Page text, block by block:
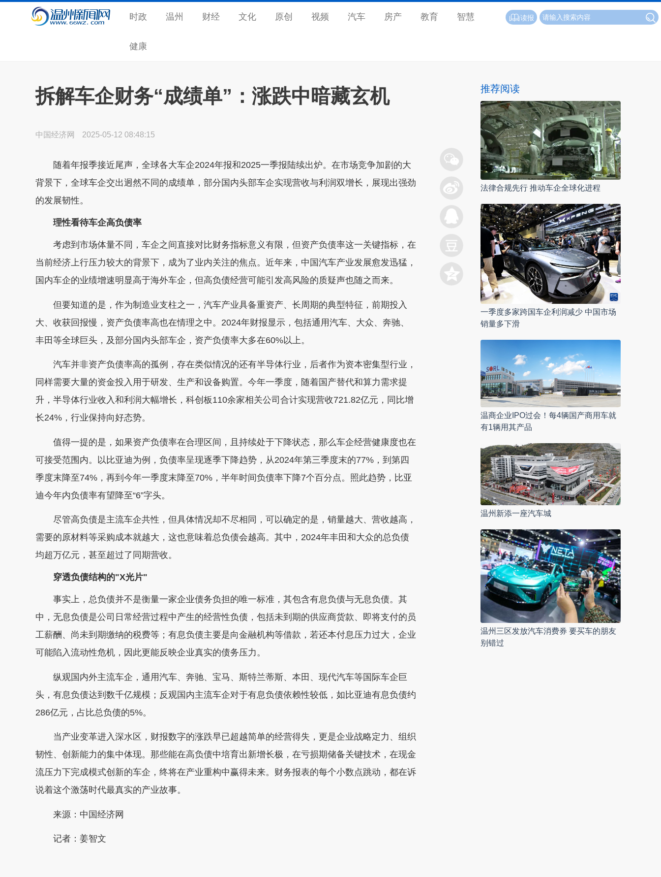
时政 温州 财经 文化 原创 视频 汽车 房产 教育 智慧
健康
读报
拆解车企财务“成绩单”：涨跌中暗藏玄机
中国经济网 2025-05-12 08:48:15
随着年报季接近尾声，全球各大车企2024年报和2025一季报陆续出炉。在市场竞争加剧的大
背景下，全球车企交出迥然不同的成绩单，部分国内头部车企实现营收与利润双增长，展现出强劲
的发展韧性。
理性看待车企高负债率
考虑到市场体量不同，车企之间直接对比财务指标意义有限，但资产负债率这一关键指标，在
当前经济上行压力较大的背景下，成为了业内关注的焦点。近年来，中国汽车产业发展愈发迅猛，
国内车企的业绩增速明显高于海外车企，但高负债经营可能引发高风险的质疑声也随之而来。
但要知道的是，作为制造业支柱之一，汽车产业具备重资产、长周期的典型特征，前期投入
大、收获回报慢，资产负债率高也在情理之中。2024年财报显示，包括通用汽车、大众、奔驰、
丰田等全球巨头，及部分国内头部车企，资产负债率大多在60%以上。
汽车并非资产负债率高的孤例，存在类似情况的还有半导体行业，后者作为资本密集型行业，
同样需要大量的资金投入用于研发、生产和设备购置。今年一季度，随着国产替代和算力需求提
升，半导体行业收入和利润大幅增长，科创板110余家相关公司合计实现营收721.82亿元，同比增
长24%，行业保持向好态势。
值得一提的是，如果资产负债率在合理区间，且持续处于下降状态，那么车企经营健康度也在
可接受范围内。以比亚迪为例，负债率呈现逐季下降趋势，从2024年第三季度末的77%，到第四
季度末降至74%，再到今年一季度末降至70%，半年时间负债率下降7个百分点。照此趋势，比亚
迪今年内负债率有望降至“6”字头。
尽管高负债是主流车企共性，但具体情况却不尽相同，可以确定的是，销量越大、营收越高，
需要的原材料等采购成本就越大，这也意味着总负债会越高。其中，2024年丰田和大众的总负债
均超万亿元，甚至超过了同期营收。
穿透负债结构的"X光片"
事实上，总负债并不是衡量一家企业债务负担的唯一标准，其包含有息负债与无息负债。其
中，无息负债是公司日常经营过程中产生的经营性负债，包括未到期的供应商货款、即将支付的员
工薪酬、尚未到期缴纳的税费等；有息负债主要是向金融机构等借款，若还本付息压力过大，企业
可能陷入流动性危机，因此更能反映企业真实的债务压力。
纵观国内外主流车企，通用汽车、奔驰、宝马、斯特兰蒂斯、本田、现代汽车等国际车企巨
头，有息负债达到数千亿规模；反观国内主流车企对于有息负债依赖性较低，如比亚迪有息负债约
286亿元，占比总负债的5%。
当产业变革进入深水区，财报数字的涨跌早已超越简单的经营得失，更是企业战略定力、组织
韧性、创新能力的集中体现。那些能在高负债中培育出新增长极，在亏损期储备关键技术，在现金
流压力下完成模式创新的车企，终将在产业重构中赢得未来。财务报表的每个小数点跳动，都在诉
说着这个激荡时代最真实的产业故事。
来源：中国经济网
记者：姜智文
推荐阅读
法律合规先行 推动车企全球化进程
一季度多家跨国车企利润减少 中国市场
销量多下滑
温商企业IPO过会！每4辆国产商用车就
有1辆用其产品
温州新添一座汽车城
温州三区发放汽车消费券 要买车的朋友
别错过